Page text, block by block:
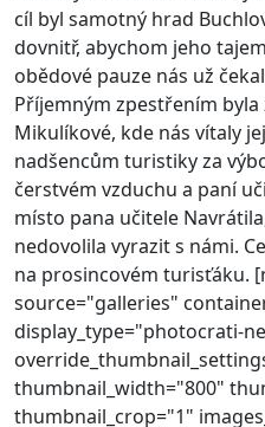
cíl byl samotný hrad
dovnitř, abychom jeho
obědové pauze nás už
Příjemným zpestřením
Mikulíkové, kde nás vítaly
nadšencům turistiky za
čerstvém vzduchu a paní
místo pana učitele
nedovolila vyrazit s námi.
na prosincovém turisťáku.
source="galleries"
display_type="photocrati-
thumbnail_width="800"
thumbnail_crop="1"